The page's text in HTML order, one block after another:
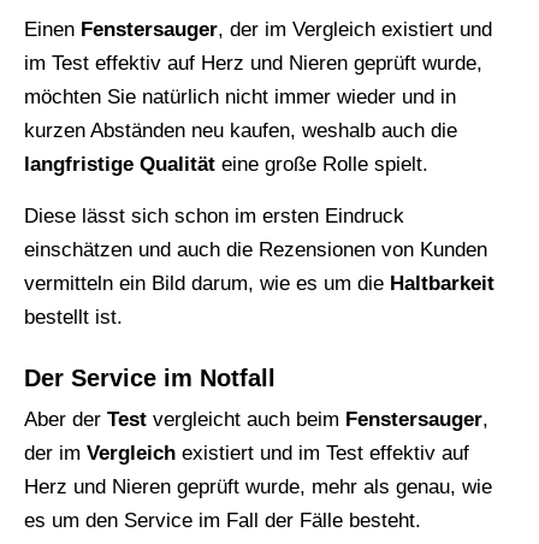
Einen Fenstersauger, der im Vergleich existiert und
im Test effektiv auf Herz und Nieren geprüft wurde,
möchten Sie natürlich nicht immer wieder und in
kurzen Abständen neu kaufen, weshalb auch die
langfristige Qualität eine große Rolle spielt.
Diese lässt sich schon im ersten Eindruck
einschätzen und auch die Rezensionen von Kunden
vermitteln ein Bild darum, wie es um die Haltbarkeit
bestellt ist.
Der Service im Notfall
Aber der Test vergleicht auch beim Fenstersauger,
der im Vergleich existiert und im Test effektiv auf
Herz und Nieren geprüft wurde, mehr als genau, wie
es um den Service im Fall der Fälle besteht.